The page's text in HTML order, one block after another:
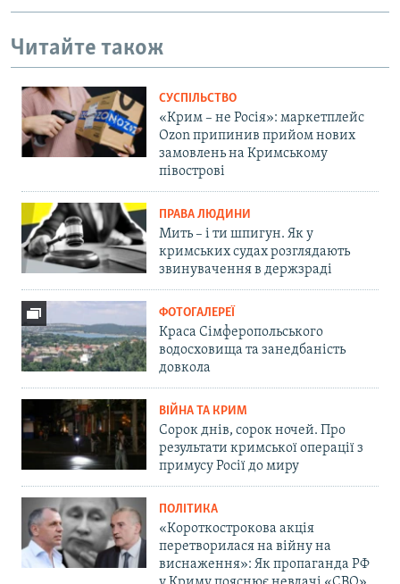
Читайте також
СУСПІЛЬСТВО
«Крим – не Росія»: маркетплейс
Ozon припинив прийом нових
замовлень на Кримському
півострові
ПРАВА ЛЮДИНИ
Мить – і ти шпигун. Як у
кримських судах розглядають
звинувачення в держзраді
ФОТОГАЛЕРЕЇ
Краса Сімферопольського
водосховища та занедбаність
довкола
ВІЙНА ТА КРИМ
Сорок днів, сорок ночей. Про
результати кримської операції з
примусу Росії до миру
ПОЛІТИКА
«Короткострокова акція
перетворилася на війну на
виснаження»: Як пропаганда РФ